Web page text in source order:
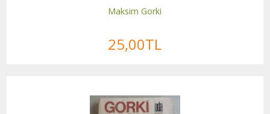
Maksim Gorki
25,00TL